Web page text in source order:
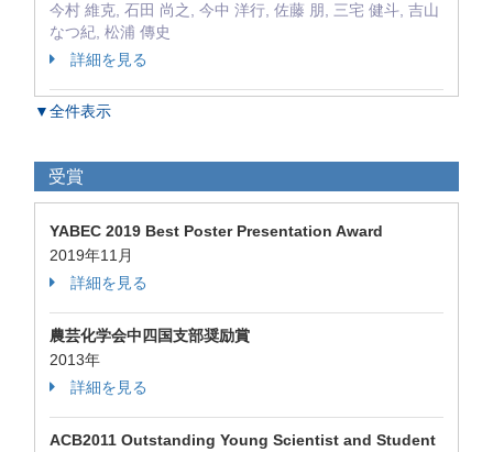
今村 維克, 石田 尚之, 今中 洋行, 佐藤 朋, 三宅 健斗, 吉山
なつ紀, 松浦 傳史
詳細を見る
▼全件表示
受賞
YABEC 2019 Best Poster Presentation Award
2019年11月
詳細を見る
農芸化学会中四国支部奨励賞
2013年
詳細を見る
ACB2011 Outstanding Young Scientist and Student